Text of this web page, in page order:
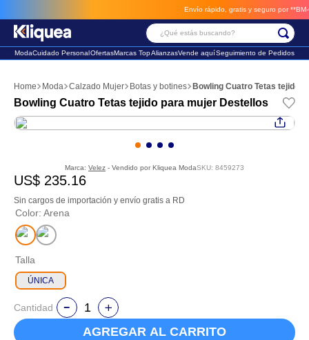
Envío rápido, gratis y seguro por **BM-
¿Qué estás buscando?
ModaCuidado PersonalOfertasMarcas TopAlianzasVende aquíSeguimiento de Pedidos
Moda Calzado Mujer Botas y botines Bowling Cuatro Tetas tejido
Bowling Cuatro Tetas tejido para mujer Destellos
Marca: Velez - Vendido por Kliquea ModaSKU: 8459273
US$ 235.16
Sin cargos de importación y envío gratis a RD
Color: Arena
Talla
ÚNICA
Cantidad
AGREGAR AL CARRITO
2. faldas